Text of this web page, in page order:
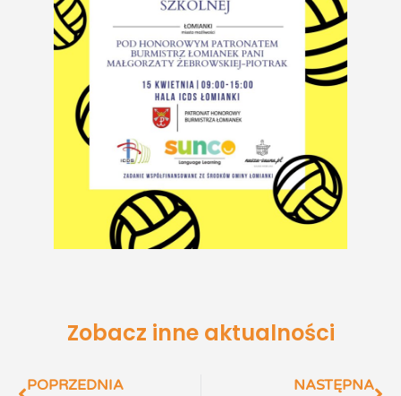
Zobacz inne aktualności
POPRZEDNIA NASTĘPNA